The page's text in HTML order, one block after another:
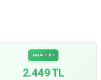
HAVALE İLE
2.449 TL